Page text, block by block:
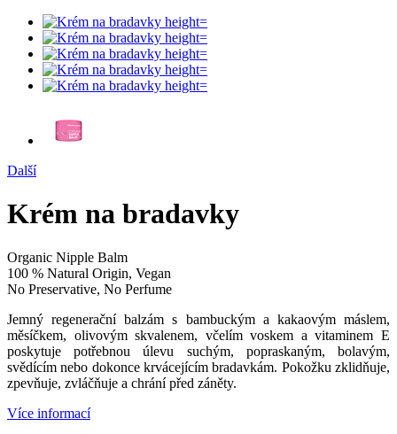
Další
Krém na bradavky
Organic Nipple Balm
100 % Natural Origin, Vegan
No Preservative, No Perfume
Jemný regenerační balzám s bambuckým a kakaovým máslem,
měsíčkem, olivovým skvalenem, včelím voskem a vitaminem E
poskytuje potřebnou úlevu suchým, popraskaným, bolavým,
svědícím nebo dokonce krvácejícím bradavkám. Pokožku zklidňuje,
zpevňuje, zvláčňuje a chrání před záněty.
Více informací